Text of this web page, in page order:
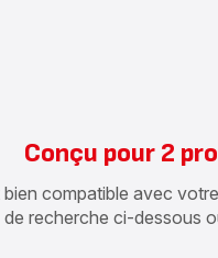
Conçu pour 2
compatible avec
de recherche ci-dessous